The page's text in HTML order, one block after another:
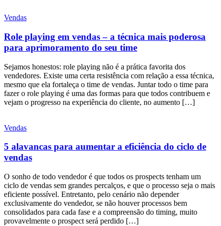
Vendas
Role playing em vendas – a técnica mais poderosa
para aprimoramento do seu time
Sejamos honestos: role playing não é a prática favorita dos
vendedores. Existe uma certa resistência com relação a essa técnica,
mesmo que ela fortaleça o time de vendas. Juntar todo o time para
fazer o role playing é uma das formas para que todos contribuem e
vejam o progresso na experiência do cliente, no aumento […]
Vendas
5 alavancas para aumentar a eficiência do ciclo de
vendas
O sonho de todo vendedor é que todos os prospects tenham um
ciclo de vendas sem grandes percalços, e que o processo seja o mais
eficiente possível. Entretanto, pelo cenário não depender
exclusivamente do vendedor, se não houver processos bem
consolidados para cada fase e a compreensão do timing, muito
provavelmente o prospect será perdido […]